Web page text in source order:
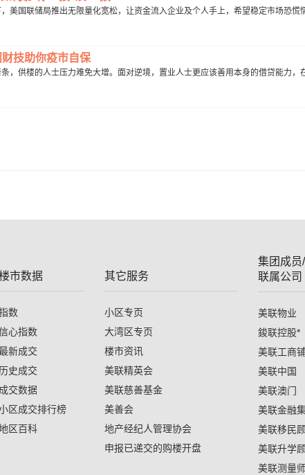
美国联储局推出无限量化宽松，让资金流入企业及个人手上，希望稳定市场恐慌
财技助你疫市自保
，供楼的人士压力难免大增。面对逆境，置业人士更应该善用本身的借贷能力
市数据
数
心指数
新成交
历史成交
成交数据
区成交排行榜
区百科
其它服务
小区专页
大湾区专页
楼市资讯
美联精英会
美联慈善基金
美善会
地产经纪人管理协会
申报已递交的购楼开盘
集团成员/
联属公司
美联物业
鋑联控股*
美联工商
美联中国
美联澳门
美联金融
美联移民
美联升学
美联测量